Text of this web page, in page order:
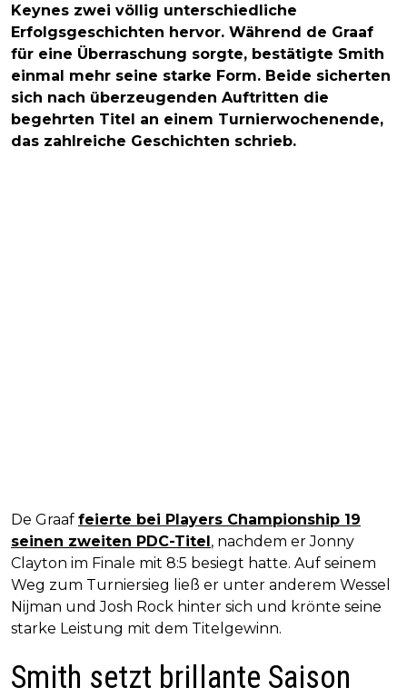
Keynes zwei völlig unterschiedliche
Erfolgsgeschichten hervor. Während de Graaf
für eine Überraschung sorgte, bestätigte Smith
einmal mehr seine starke Form. Beide sicherten
sich nach überzeugenden Auftritten die
begehrten Titel an einem Turnierwochenende,
das zahlreiche Geschichten schrieb.
De Graaf feierte bei Players Championship 19
seinen zweiten PDC-Titel, nachdem er Jonny
Clayton im Finale mit 8:5 besiegt hatte. Auf seinem
Weg zum Turniersieg ließ er unter anderem Wessel
Nijman und Josh Rock hinter sich und krönte seine
starke Leistung mit dem Titelgewinn.
Smith setzt brillante Saison